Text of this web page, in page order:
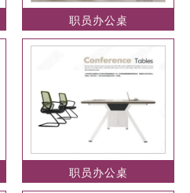
职员办公桌
职员办公桌